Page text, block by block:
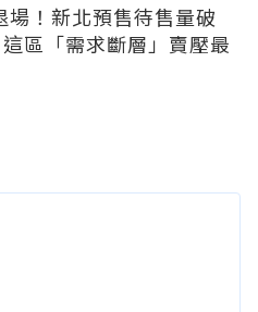
場！新北預售待售量破
區「需求斷層」賣壓最